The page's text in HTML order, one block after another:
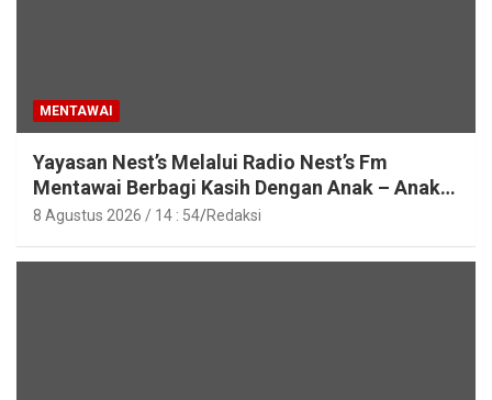
MENTAWAI
Yayasan Nest’s Melalui Radio Nest’s Fm
Mentawai Berbagi Kasih Dengan Anak – Anak
Asrama SMAN 2 Sipora
8 Agustus 2026 / 14 : 54 Redaksi